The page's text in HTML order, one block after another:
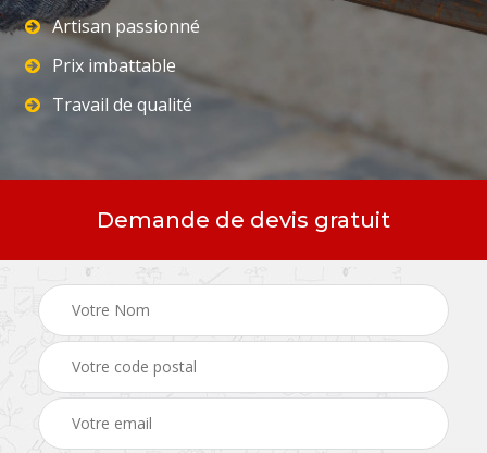
Artisan passionné
Prix imbattable
Travail de qualité
Demande de devis gratuit